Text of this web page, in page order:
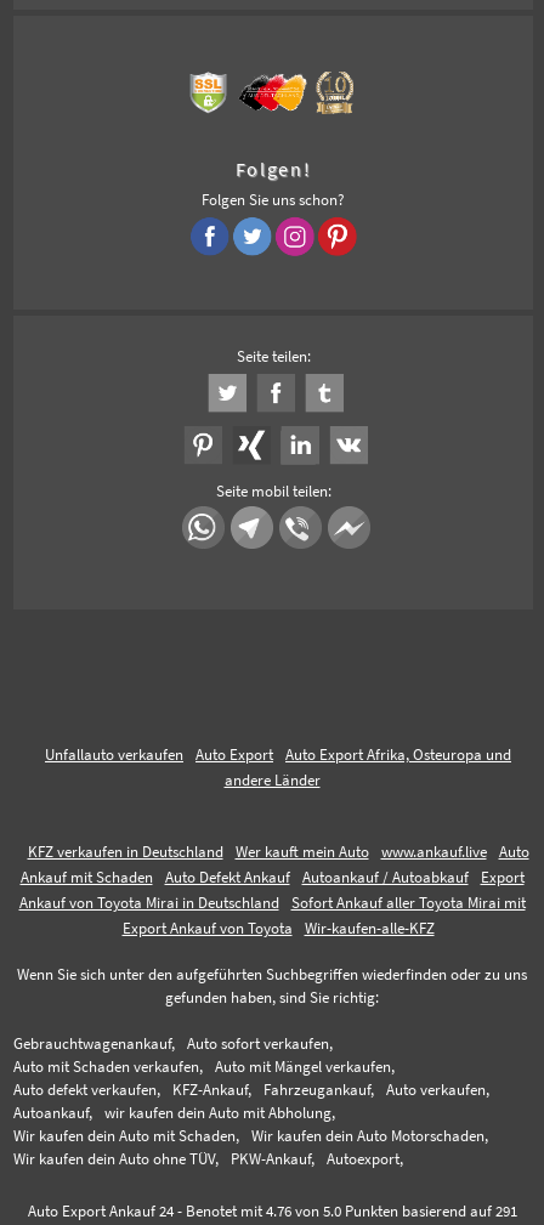
Folgen!
Folgen Sie uns schon?
Seite teilen:
Seite mobil teilen:
Unfallauto verkaufen Auto Export
Auto Export Afrika, Osteuropa und
andere Länder
KFZ verkaufen in Deutschland Wer kauft mein Auto www.ankauf.live
Auto
Ankauf mit Schaden
Auto Defekt Ankauf Autoankauf / Autoabkauf
Export
Ankauf von Toyota Mirai in Deutschland
Sofort Ankauf aller Toyota Mirai mit
Export Ankauf von Toyota
Wir-kaufen-alle-KFZ
Wenn Sie sich unter den aufgeführten Suchbegriffen wiederfinden oder zu uns
gefunden haben, sind Sie richtig:
Gebrauchtwagenankauf,
Auto sofort verkaufen,
Auto mit Schaden verkaufen,
Auto mit Mängel verkaufen,
Auto defekt verkaufen,
KFZ-Ankauf, Fahrzeugankauf,
Auto verkaufen,
Autoankauf,
wir kaufen dein Auto mit Abholung,
Wir kaufen dein Auto mit Schaden,
Wir kaufen dein Auto Motorschaden,
Wir kaufen dein Auto ohne TÜV,
PKW-Ankauf, Autoexport,
Auto Export Ankauf 24- Benotet mit 4.76von 5.0 Punkten basierend auf 291